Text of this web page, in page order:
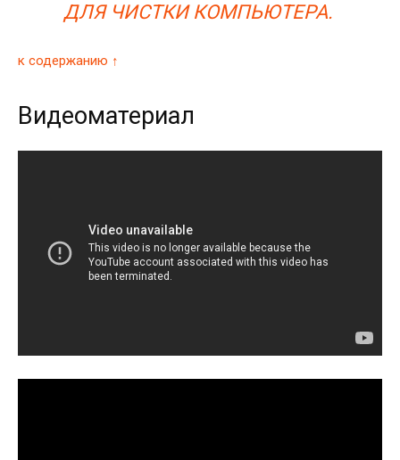
ДЛЯ ЧИСТКИ КОМПЬЮТЕРА.
к содержанию ↑
Видеоматериал